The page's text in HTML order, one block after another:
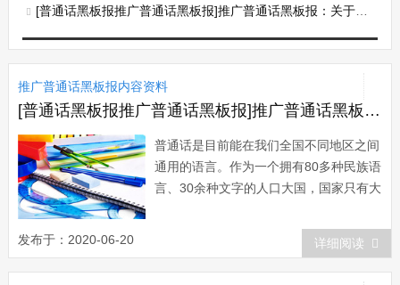
[普通话黑板报推广普通话黑板报]推广普通话黑板报：关于普通话的趣味故事
推广普通话黑板报内容资料
[普通话黑板报推广普通话黑板报]推广普通话黑板报资料：“怪味”普通话
普通话是目前能在我们全国不同地区之间
通用的语言。作为一个拥有80多种民族语
言、30余种文字的人口大国，国家只有大
行交流与沟通，才有利于我们的学习与工
作，所以，我们应该大力提倡普通话，为
大力推广普通话贡献出自己的力量。可
发布于：2020-06-20 详细阅读